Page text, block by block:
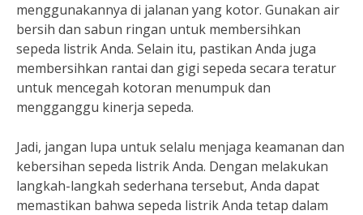
menggunakannya di jalanan yang kotor. Gunakan air
bersih dan sabun ringan untuk membersihkan
sepeda listrik Anda. Selain itu, pastikan Anda juga
membersihkan rantai dan gigi sepeda secara teratur
untuk mencegah kotoran menumpuk dan
mengganggu kinerja sepeda.
Jadi, jangan lupa untuk selalu menjaga keamanan dan
kebersihan sepeda listrik Anda. Dengan melakukan
langkah-langkah sederhana tersebut, Anda dapat
memastikan bahwa sepeda listrik Anda tetap dalam